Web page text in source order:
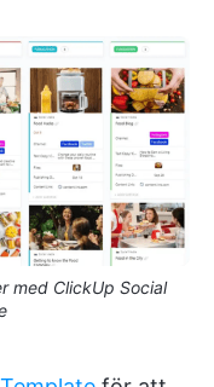
med ClickUp Social